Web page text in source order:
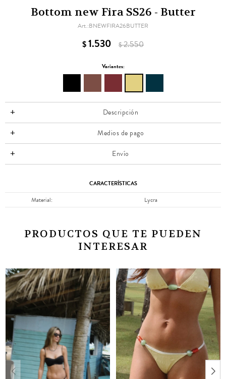
Bottom new Fira SS26 - Butter
BNEWFIRA26BUTTER
$1.530 $2.550
Variantes:
Descripción
Medios de pago
Envío
CARACTERÍSTICAS
Material Lycra
PRODUCTOS QUE TE PUEDEN
INTERESAR